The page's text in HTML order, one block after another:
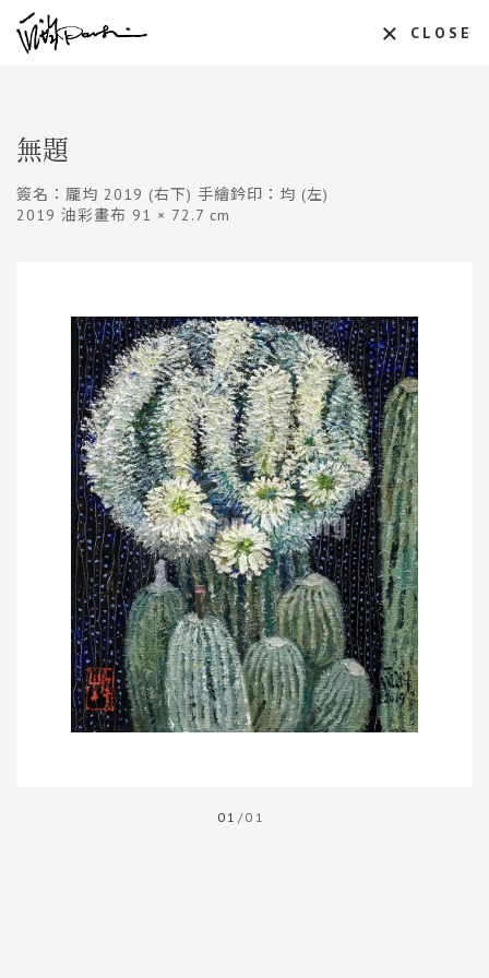
CLOSE
無題
簽名：龎均 2019 (右下) 手繪鈐印：均 (左)
2019 油彩畫布 91 × 72.7 cm
01 /01